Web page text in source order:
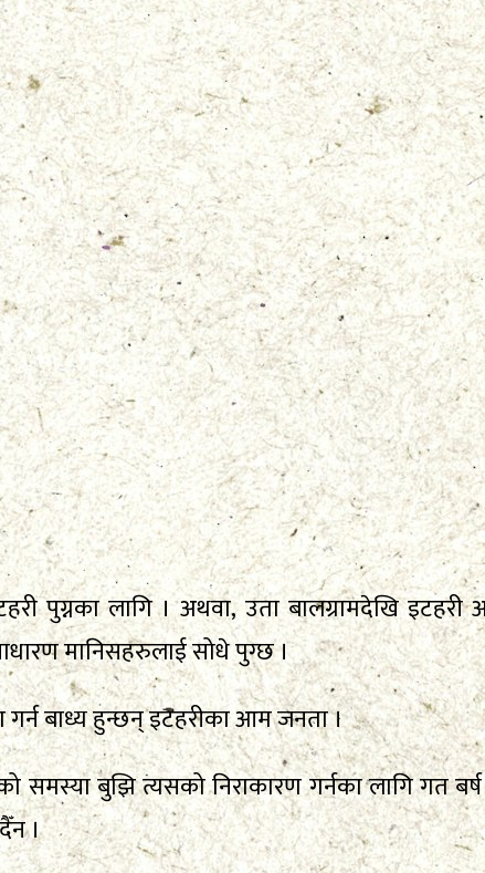
पुग्नका लागि । अथवा, उता बालग्रामदेखि
मानिसहरुलाई सोधे पुग्छ ।
गर्न बाध्य हुन्छन् इटहरीका आम जनता ।
समस्या बुझि त्यसको निराकारण गर्नका लागि गत
।